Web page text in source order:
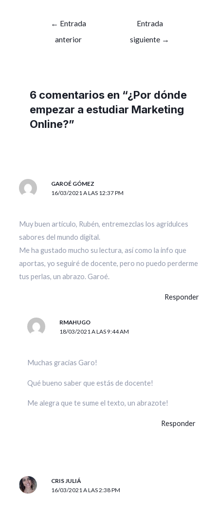
Navegación
← Entrada
anterior
Entrada
siguiente →
6 comentarios en “¿Por dónde
empezar a estudiar Marketing
Online?”
GAROÉ GÓMEZ
16/03/2021 A LAS 12:37 PM
Muy buen artículo, Rubén, entremezclas los agridulces
sabores del mundo digital.
Me ha gustado mucho su lectura, así como la info que
aportas, yo seguiré de docente, pero no puedo perderme
tus perlas, un abrazo. Garoé.
Responder
RMAHUGO
18/03/2021 A LAS 9:44 AM
Muchas gracias Garo!
Qué bueno saber que estás de docente!
Me alegra que te sume el texto, un abrazote!
Responder
CRIS JULIÁ
16/03/2021 A LAS 2:38 PM